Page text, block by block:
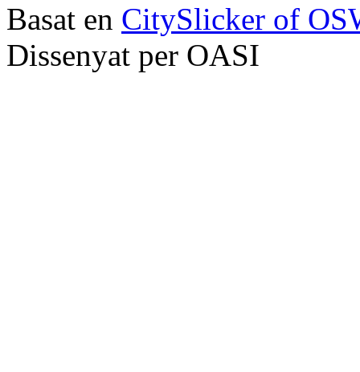
Basat en CitySlicker of
Dissenyat per OASI